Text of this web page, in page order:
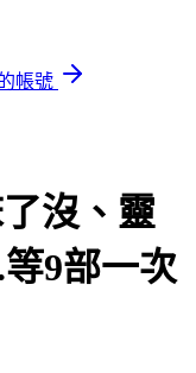
帳號
沒、靈
9部一次